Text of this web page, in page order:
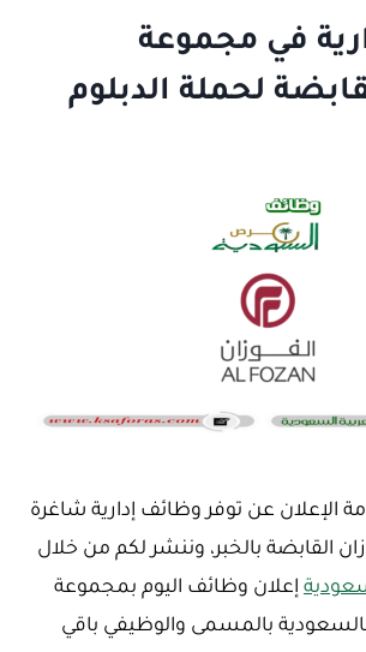
في مجموعة
لحملة الدبلوم
الإعلان عن توفر وظائف إدارية شاغرة
القابضة بالخبر، وننشر لكم من خلال
إعلان وظائف اليوم بمجموعة
بالسعودية بالمسمى والوظيفي باقي